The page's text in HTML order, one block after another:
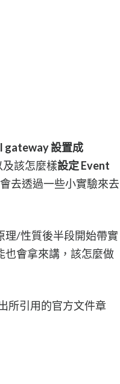
gateway 設置成
及該怎麼樣設定 Event
去透過一些小實驗來去
理/性質後半段開始帶實
也會拿來講，該怎麼做
所引用的官方文件章